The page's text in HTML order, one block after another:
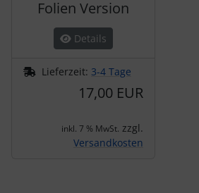
Folien Version
Details
Lieferzeit: 3-4 Tage
17,00 EUR
inkl. 7 % MwSt. zzgl.
Versandkosten